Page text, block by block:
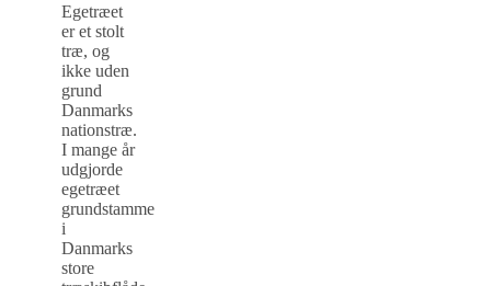
Egetræet
er et stolt
træ, og
ikke uden
grund
Danmarks
nationstræ.
I mange år
udgjorde
egetræet
grundstammen
i
Danmarks
store